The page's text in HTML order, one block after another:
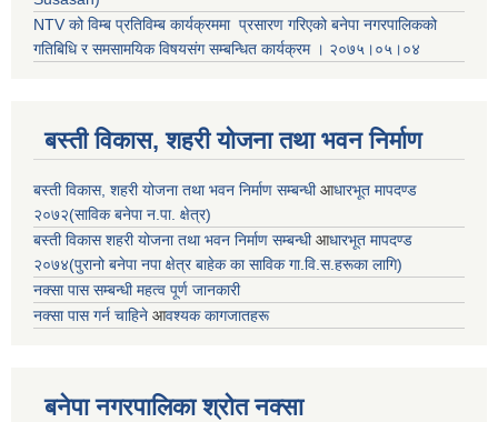
NTV को विम्ब प्रतिविम्ब कार्यक्रममा प्रसारण गरिएकोबनेपा नगरपालिकको
गतिबिधि र समसामयिक विषयसंग सम्बन्धित कार्यक्रम । २०७५।०५।०४
बस्ती विकास, शहरी योजना तथा भवन निर्माण
बस्ती विकास, शहरी योजना तथा भवन निर्माण सम्बन्धीआधारभूत मापदण्ड
२०७२(साविक बनेपा न.पा. क्षेत्र)
बस्ती विकास शहरी योजना तथा भवन निर्माण सम्बन्धीआधारभूत मापदण्ड
२०७४(पुरानो बनेपा नपा क्षेत्र बाहेक का साविक गा.वि.स.हरूका लागि)
नक्सा पास सम्बन्धी महत्व पूर्ण जानकारी
नक्सा पास गर्न चाहिने आवश्यक कागजातहरू
बनेपा नगरपालिका श्रोत नक्सा